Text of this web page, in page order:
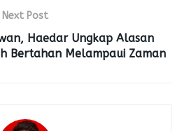
Next Post
Haedar Ungkap Alasan
Bertahan Melampaui Zaman